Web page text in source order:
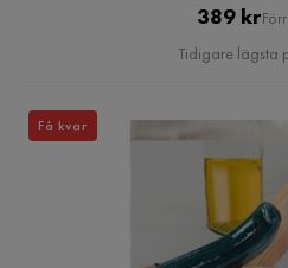
Pris
389 kr
Tidigare lägsta
Få kvar